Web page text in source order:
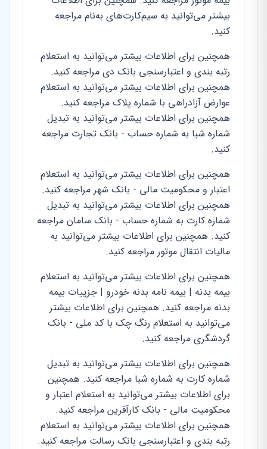
بیشتر می‌توانید به سیم‌کارت‌های به‌نام مراجعه
کنید.
همچنین برای اطلاعات بیشتر می‌توانید به استعلام
رتبه بندی و اعتبارسنجی بانک دی مراجعه کنید.
همچنین برای اطلاعات بیشتر می‌توانید به استعلام
عوارض آزادراهی با شماره پلاک مراجعه کنید.
همچنین برای اطلاعات بیشتر می‌توانید به تبدیل
شماره شبا به شماره حساب - بانک تجارت مراجعه
کنید.
همچنین برای اطلاعات بیشتر می‌توانید به استعلام
اعتبار و محکومیت مالی - بانک شهر مراجعه کنید.
همچنین برای اطلاعات بیشتر می‌توانید به تبدیل
شماره کارت به شماره حساب - بانک سامان مراجعه
کنید. همچنین برای اطلاعات بیشتر می‌توانید به
مالیات انتقال موتور مراجعه کنید.
همچنین برای اطلاعات بیشتر می‌توانید به استعلام
بیمه بدنه | بیمه نامه بدنه خودرو | جزییات بیمه
بدنه مراجعه کنید. همچنین برای اطلاعات بیشتر
می‌توانید به استعلام رنگ چک با کد ملی - بانک
گردشگری مراجعه کنید.
همچنین برای اطلاعات بیشتر می‌توانید به تبدیل
شماره کارت به شماره شبا مراجعه کنید. همچنین
برای اطلاعات بیشتر می‌توانید به استعلام اعتبار و
محکومیت مالی - بانک کارآفرین مراجعه کنید.
همچنین برای اطلاعات بیشتر می‌توانید به استعلام
رتبه بندی و اعتبارسنجی بانک رسالت مراجعه کنید.